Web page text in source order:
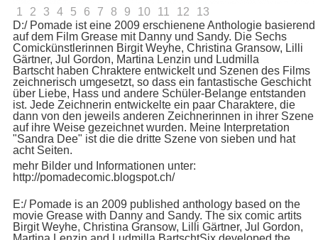
1 2 3 4 5 6 7 8 9 10 11 12
13
D:/ Pomade ist eine 2009 erschienene Anthologie basierend
auf dem Film Grease mit Danny und Sandy. Die Sechs
Comickünstlerinnen Birgit Weyhe, Christina Gransow, Lilli
Gärtner, Jul Gordon, Martina Lenzin und Ludmilla
Bartscht haben Chraktere entwickelt und Szenen des Films
zeichnerisch umgesetzt, so dass ein fantastische Geschicht
über Liebe, Hass und andere Schüler-Belange entstanden
ist. Jede Zeichnerin entwickelte ein paar Charaktere, die
dann von den jeweils anderen Zeichnerinnen in ihrer Szene
auf ihre Weise gezeichnet wurden. Meine Interpretation
"Sandra Dee" ist die die dritte Szene von sieben und hat
acht Seiten.
mehr Bilder und Informationen unter:
http://pomadecomic.blogspot.ch/
E:/ Pomade is an 2009 published anthology based on the
movie Grease with Danny and Sandy. The six comic artits
Birgit Weyhe, Christina Gransow, Lilli Gärtner, Jul Gordon,